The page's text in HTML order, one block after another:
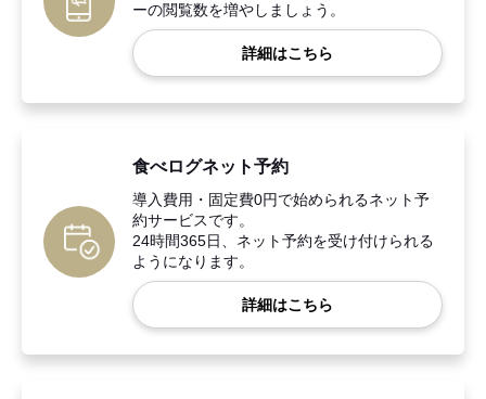
ーの閲覧数を増やしましょう。
詳細はこちら
食べログネット予約
導入費用・固定費0円で始められるネット予
約サービスです。
24時間365日、ネット予約を受け付けられる
ようになります。
詳細はこちら